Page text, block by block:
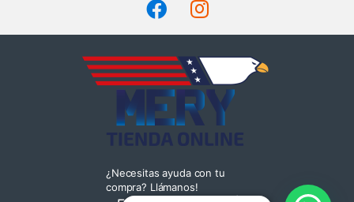
¿Necesitas ayuda con tu
compra? Llámanos!